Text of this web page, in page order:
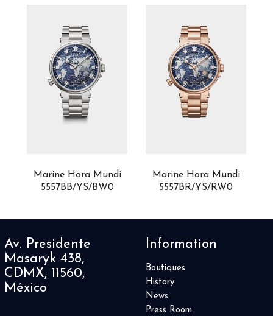
Marine Hora Mundi
5557BB/YS/BW0
Marine Hora Mundi
5557BR/YS/RW0
Av. Presidente
Masaryk 438,
CDMX, 11560,
México
Information
Boutiques
History
News
Press Room